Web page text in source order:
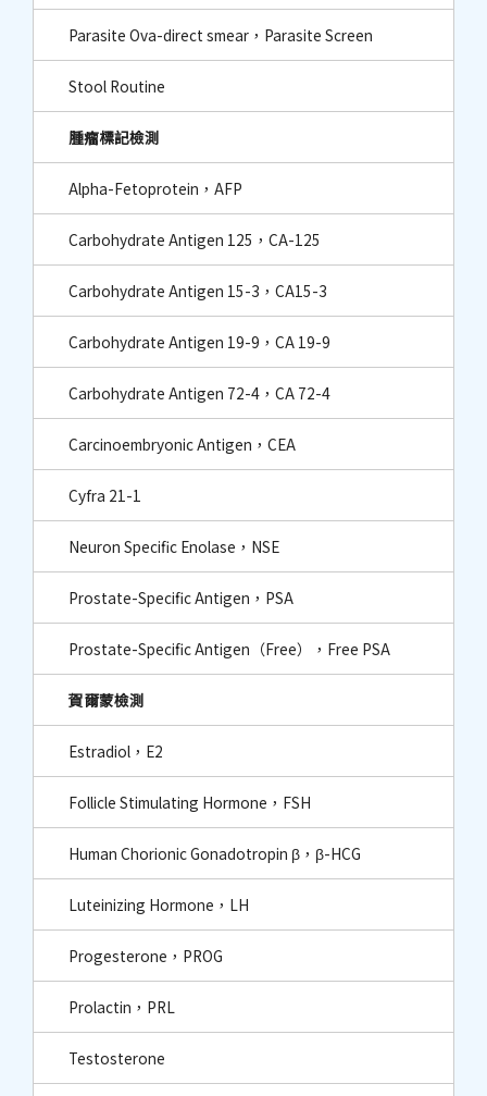
Parasite Ova-direct smear，Parasite Screen
Stool Routine
腫瘤標記檢測
Alpha-Fetoprotein，AFP
Carbohydrate Antigen 125，CA-125
Carbohydrate Antigen 15-3，CA15-3
Carbohydrate Antigen 19-9，CA 19-9
Carbohydrate Antigen 72-4，CA 72-4
Carcinoembryonic Antigen，CEA​
Cyfra 21-1
Neuron Specific Enolase，NSE
Prostate-Specific Antigen，PSA
Prostate-Specific Antigen（Free），Free PSA
賀爾蒙檢測
Estradiol，E2
Follicle Stimulating Hormone，FSH
Human Chorionic Gonadotropin β，β-HCG
Luteinizing Hormone，LH
Progesterone，PROG
Prolactin，PRL
Testosterone